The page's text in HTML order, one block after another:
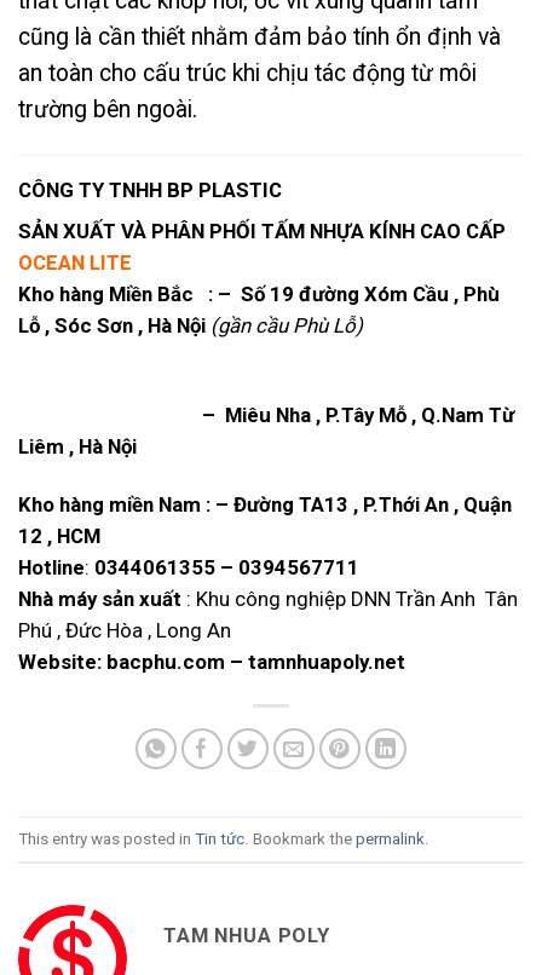
cũng là cần thiết nhằm đảm bảo tính ổn định và
an toàn cho cấu trúc khi chịu tác động từ môi
trường bên ngoài.
CÔNG TY TNHH BP PLASTIC
SẢN XUẤT VÀ PHÂN PHỐI TẤM NHỰA KÍNH CAO CẤP
OCEAN LITE
Kho hàng Miền Bắc : – Số 19 đường Xóm Cầu , Phù
Lỗ , Sóc Sơn , Hà Nội (gần cầu Phù Lỗ)
– Miêu Nha , P.Tây Mỗ , Q.Nam Từ
Liêm , Hà Nội
Kho hàng miền Nam : – Đường TA13 , P.Thới An , Quận
12 , HCM
Hotline: 0344061355 – 0394567711
Nhà máy sản xuất : Khu công nghiệp DNN Trần Anh Tân
Phú , Đức Hòa , Long An
Website: bacphu.com – tamnhuapoly.net
This entry was posted in Tin tức . Bookmark the permalink
TAM NHUA POLY